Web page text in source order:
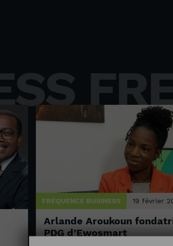
FRÉQUENCE BUSINESS 19 février
Arlande Aroukoun
PDG d’Ewosmart